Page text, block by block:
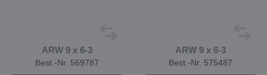
ARW 9 x 6-3
Best.-Nr. 569787
ARW 9 x 6-3
Best.-Nr. 575487